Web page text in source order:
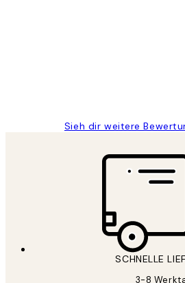
Sieh dir weitere
SCHNELLE
3-8